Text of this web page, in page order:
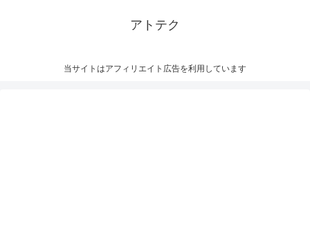
アトテク
当サイトはアフィリエイト広告を利用しています